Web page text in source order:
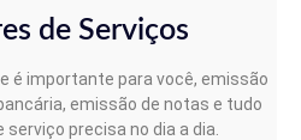
de Serviços
é importante para você, emissão
emissão de notas e tudo
precisa no dia a dia.